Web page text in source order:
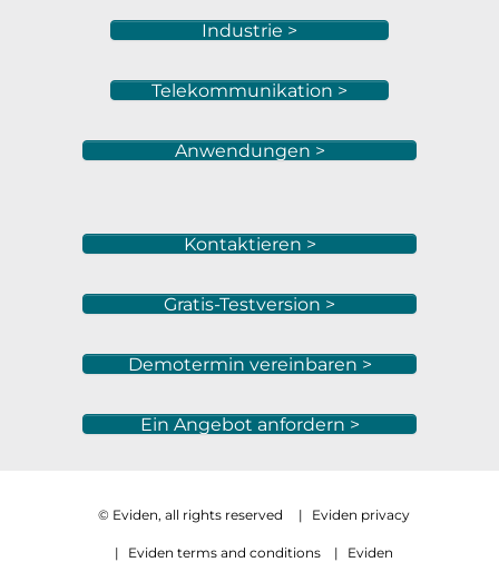
Industrie >
Telekommunikation >
Anwendungen >
Kontaktieren >
Gratis-Testversion >
Demotermin vereinbaren >
Ein Angebot anfordern >
© Eviden, all rights reserved | Eviden privacy
| Eviden terms and conditions | Eviden